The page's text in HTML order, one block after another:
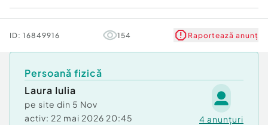
ID: 16849916 154 Raportează anunț
Persoană fizică
Laura Iulia
pe site din 5 Nov
activ: 22 mai 2026 20:45 4 anunțuri